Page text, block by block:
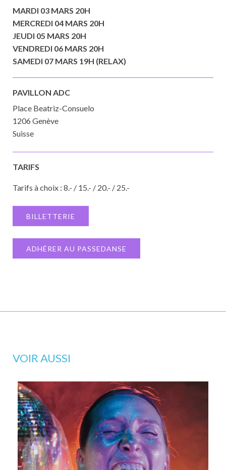
MARDI 03 MARS 20H
MERCREDI 04 MARS 20H
JEUDI 05 MARS 20H
VENDREDI 06 MARS 20H
SAMEDI 07 MARS 19H (RELAX)
PAVILLON ADC
Place Beatriz-Consuelo
1206 Genève
Suisse
TARIFS
Tarifs à choix : 8.- / 15.- / 20.- / 25.-
BILLETTERIE
ADHÉRER AU PASSEDANSE
VOIR AUSSI